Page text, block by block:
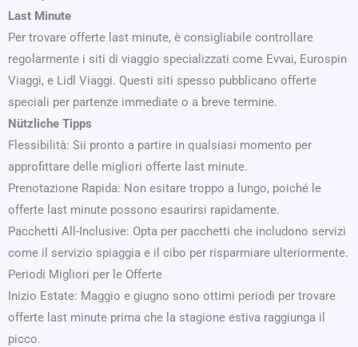
Last Minute
Per trovare offerte last minute, è consigliabile controllare
regolarmente i siti di viaggio specializzati come Evvai, Eurospin
Viaggi, e Lidl Viaggi. Questi siti spesso pubblicano offerte
speciali per partenze immediate o a breve termine.
Nützliche Tipps
Flessibilità: Sii pronto a partire in qualsiasi momento per
approfittare delle migliori offerte last minute.
Prenotazione Rapida: Non esitare troppo a lungo, poiché le
offerte last minute possono esaurirsi rapidamente.
Pacchetti All-Inclusive: Opta per pacchetti che includono servizi
come il servizio spiaggia e il cibo per risparmiare ulteriormente.
Periodi Migliori per le Offerte
Inizio Estate: Maggio e giugno sono ottimi periodi per trovare
offerte last minute prima che la stagione estiva raggiunga il
picco.